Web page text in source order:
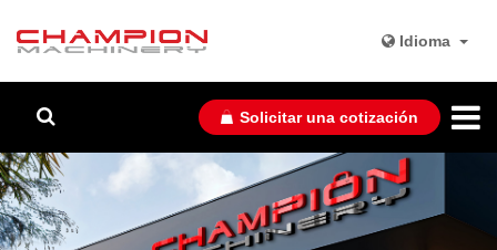
Idioma
Solicitar una cotización